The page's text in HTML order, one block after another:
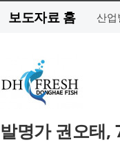
보도자료 홈 산업
발명가 권오태,